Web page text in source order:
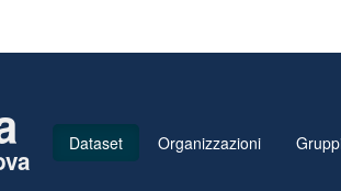
Dataset Organizzazioni